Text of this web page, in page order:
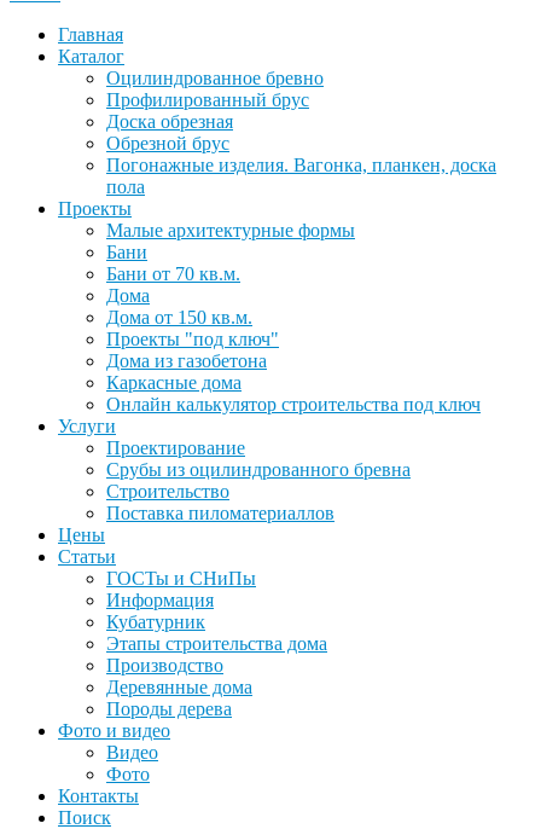
Главная
Каталог
Оцилиндрованное бревно
Профилированный брус
Доска обрезная
Обрезной брус
Погонажные изделия. Вагонка, планкен, доска
пола
Проекты
Малые архитектурные формы
Бани
Бани от 70 кв.м.
Дома
Дома от 150 кв.м.
Проекты "под ключ"
Дома из газобетона
Каркасные дома
Онлайн калькулятор строительства под ключ
Услуги
Проектирование
Срубы из оцилиндрованного бревна
Строительство
Поставка пиломатериаллов
Цены
Статьи
ГОСТы и СНиПы
Информация
Кубатурник
Этапы строительства дома
Производство
Деревянные дома
Породы дерева
Фото и видео
Видео
Фото
Контакты
Поиск